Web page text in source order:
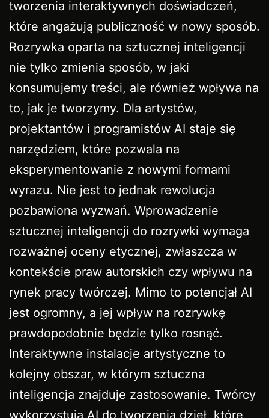
tworzenia interaktywnych doświadczeń,
które angażują publiczność w nowy sposób.
Rozrywka oparta na sztucznej inteligencji
nie tylko zmienia sposób, w jaki
konsumujemy treści, ale również wpływa na
to, jak je tworzymy. Dla artystów,
projektantów i programistów AI staje się
narzędziem, które pozwala na
eksperymentowanie z nowymi formami
wyrazu. Nie jest to jednak rewolucja
pozbawiona wyzwań. Wprowadzenie
sztucznej inteligencji do rozrywki wymaga
rozważnej oceny etycznej, zwłaszcza w
kontekście praw autorskich czy wpływu na
rynek pracy twórczej. Mimo to potencjał AI
jest ogromny, a jej wpływ na rozrywkę
prawdopodobnie będzie tylko rosnąć.
Interaktywne instalacje artystyczne to
kolejny obszar, w którym sztuczna
inteligencja znajduje zastosowanie. Twórcy
wykorzystują AI do tworzenia dzieł, które